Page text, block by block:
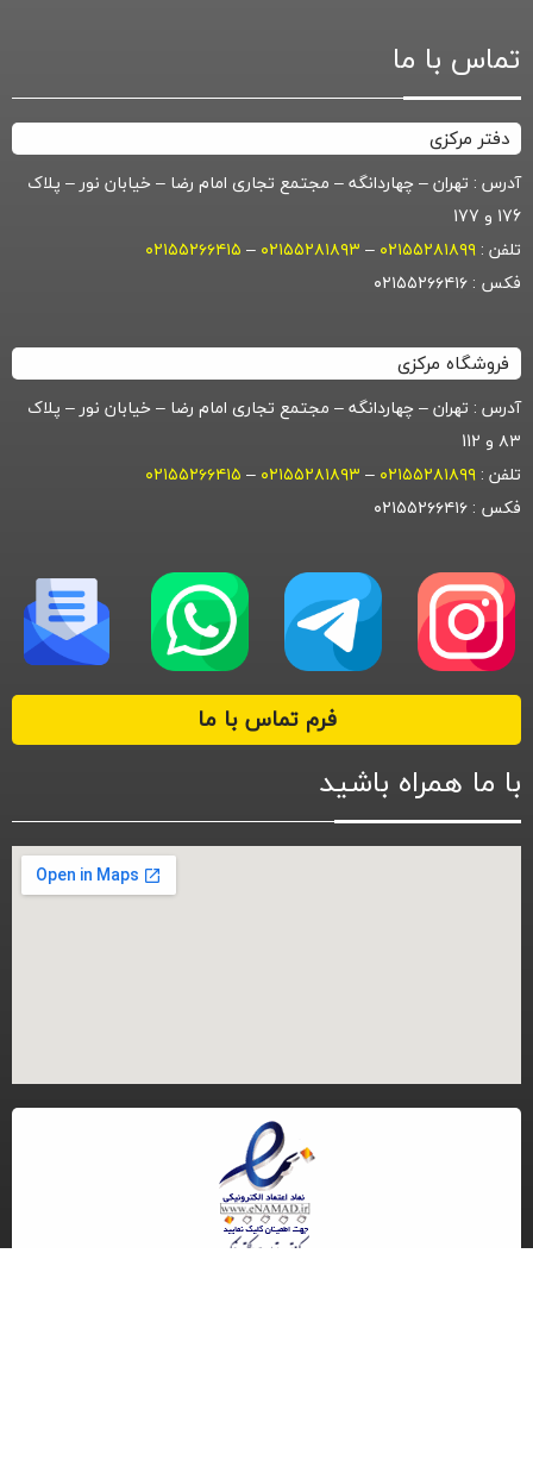
تماس با ما
دفتر مرکزی
آدرس : تهران – چهاردانگه – مجتمع تجاری امام رضا – خیابان نور – پلاک
176 و 177
تلفن : ۰۲۱۵۵۲۸۱۸۹۹ – ۰۲۱۵۵۲۸۱۸۹۳ – ۰۲۱۵۵۲۶۶۴۱۵
فکس : ۰۲۱۵۵۲۶۶۴۱۶
فروشگاه مرکزی
آدرس : تهران – چهاردانگه – مجتمع تجاری امام رضا – خیابان نور – پلاک
۸۳ و 112
تلفن : ۰۲۱۵۵۲۸۱۸۹۹ – ۰۲۱۵۵۲۸۱۸۹۳ – ۰۲۱۵۵۲۶۶۴۱۵
فکس : ۰۲۱۵۵۲۶۶۴۱۶
فرم تماس با ما
با ما همراه باشید